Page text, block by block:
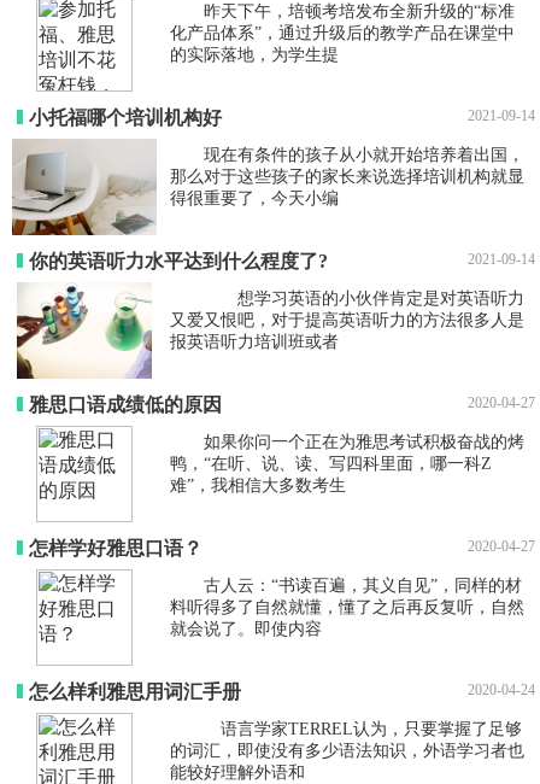
昨天下午，培顿考培发布全新升级的“标准
化产品体系”，通过升级后的教学产品在课堂中
的实际落地，为学生提
小托福哪个培训机构好 2021-09-14
现在有条件的孩子从小就开始培养着出国，
那么对于这些孩子的家长来说选择培训机构就显
得很重要了，今天小编
你的英语听力水平达到什么程度了? 2021-09-14
想学习英语的小伙伴肯定是对英语听力
又爱又恨吧，对于提高英语听力的方法很多人是
报英语听力培训班或者
雅思口语成绩低的原因 2020-04-27
如果你问一个正在为雅思考试积极奋战的烤
鸭，“在听、说、读、写四科里面，哪一科Z
难”，我相信大多数考生
怎样学好雅思口语？ 2020-04-27
古人云：“书读百遍，其义自见”，同样的材
料听得多了自然就懂，懂了之后再反复听，自然
就会说了。即使内容
怎么样利雅思用词汇手册 2020-04-24
语言学家TERREL认为，只要掌握了足够
的词汇，即使没有多少语法知识，外语学习者也
能较好理解外语和